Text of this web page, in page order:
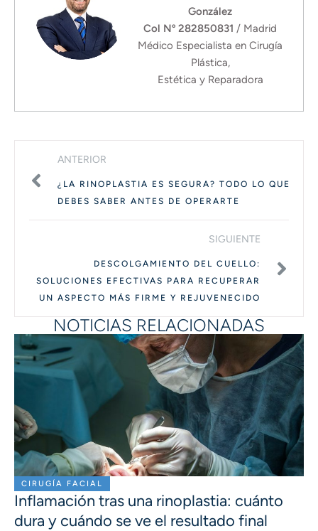
González
Col Nº 282850831 / Madrid
Médico Especialista en Cirugía
Plástica,
Estética y Reparadora
ANTERIOR
¿LA RINOPLASTIA ES SEGURA? TODO LO QUE
DEBES SABER ANTES DE OPERARTE
SIGUIENTE
DESCOLGAMIENTO DEL CUELLO:
SOLUCIONES EFECTIVAS PARA RECUPERAR
UN ASPECTO MÁS FIRME Y REJUVENECIDO
NOTICIAS RELACIONADAS
CIRUGÍA FACIAL
Inflamación tras una rinoplastia: cuánto
dura y cuándo se ve el resultado final